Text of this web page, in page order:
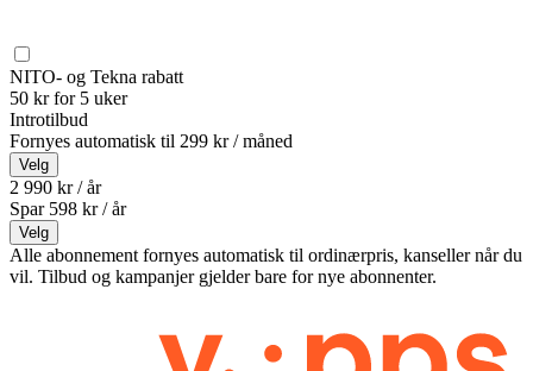
NITO- og Tekna rabatt
50 kr for 5 uker
Introtilbud
Fornyes automatisk til 299 kr / måned
Velg
2 990 kr / år
Spar 598 kr /år
Velg
Alle abonnement fornyes automatisk til ordinærpris, kanseller når du
vil. Tilbud og kampanjer gjelder bare for nye abonnenter.